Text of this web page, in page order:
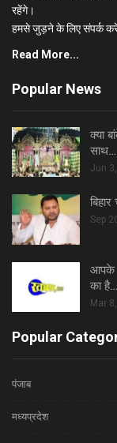
रहेंगे।
हमसे जुड़ने के लिए संपर्क
Read More...
Popular News
क्या
Jun
Sep
आपके
का है…
Mar
Popular
पंजाब
मध्यप्रदेश